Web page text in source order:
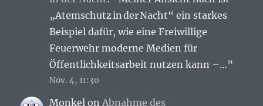
„Atemschutz in der Nacht“ ein starkes
Beispiel dafür, wie eine Freiwillige
Feuerwehr moderne Medien für
Öffentlichkeitsarbeit nutzen kann –…”
Nov. 4, 11:30
Monkel onAbnahme des